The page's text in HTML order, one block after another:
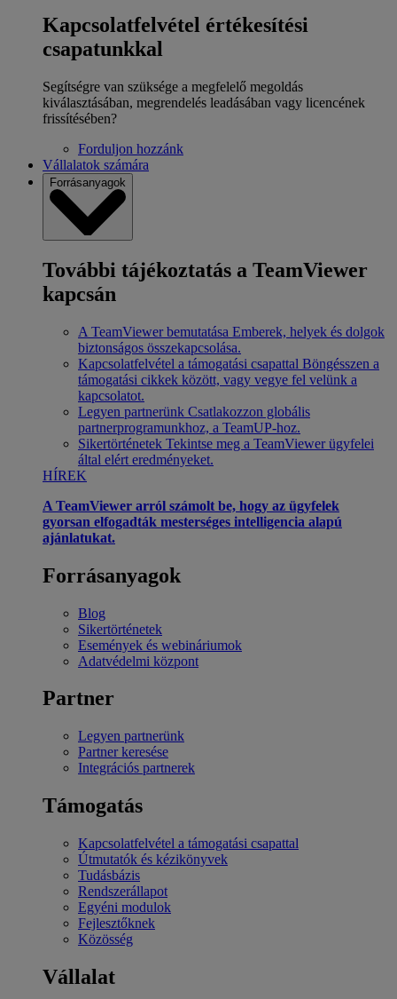
Kapcsolatfelvétel értékesítési
csapatunkkal
Segítségre van szüksége a megfelelő megoldás
kiválasztásában, megrendelés leadásában vagy licencének
frissítésében?
Forduljon hozzánk
Vállalatok számára
Forrásanyagok
További tájékoztatás a TeamViewer
kapcsán
A TeamViewer bemutatása Emberek, helyek és dolgok
biztonságos összekapcsolása.
Kapcsolatfelvétel a támogatási csapattal Böngésszen a
támogatási cikkek között, vagy vegye fel velünk a
kapcsolatot.
Legyen partnerünk Csatlakozzon globális
partnerprogramunkhoz, a TeamUP-hoz.
Sikertörténetek Tekintse meg a TeamViewer ügyfelei
által elért eredményeket.
HÍREK
A TeamViewer arról számolt be, hogy az ügyfelek
gyorsan elfogadták mesterséges intelligencia alapú
ajánlatukat.
Forrásanyagok
Blog
Sikertörténetek
Események és webináriumok
Adatvédelmi központ
Partner
Legyen partnerünk
Partner keresése
Integrációs partnerek
Támogatás
Kapcsolatfelvétel a támogatási csapattal
Útmutatók és kézikönyvek
Tudásbázis
Rendszerállapot
Egyéni modulok
Fejlesztőknek
Közösség
Vállalat